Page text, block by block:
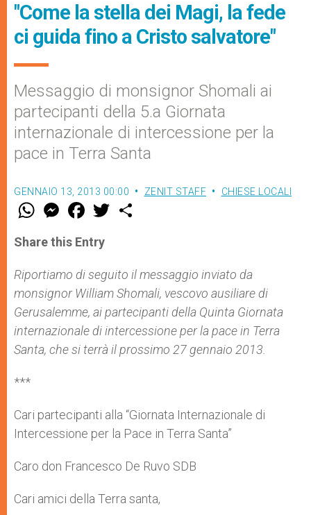
"Come la stella dei Magi, la fede
ci guida fino a Cristo salvatore"
Messaggio di monsignor Shomali ai
partecipanti della 5.a Giornata
internazionale di intercessione per la
pace in Terra Santa
GENNAIO 13, 2013 00:00 ZENIT STAFF CHIESE LOCALI
W
t
s
p
p
M
e
s
e
g
e
r
F
a
e
b
o
k
w
r
Share this Entry
Riportiamo di seguito il messaggio inviato da
monsignorWilliam Shomali, vescovo ausiliare di
Gerusalemme, ai partecipanti della Quinta Giornata
internazionale di intercessione per la pace in Terra
Santa, che si terrà il prossimo 27 gennaio 2013.
***
Cari partecipanti alla “Giornata Internazionale di
Intercessione per la Pace in Terra Santa”
Caro don Francesco De Ruvo SDB
Cari amici della Terra santa,